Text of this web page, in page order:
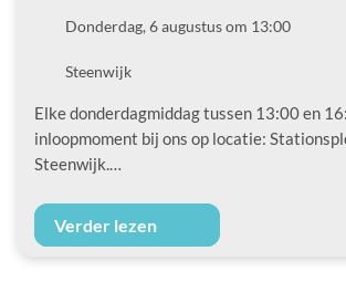
DatumDonderdag, 6 augustus om 13:00
LocatieSteenwijk
Elke donderdagmiddag tussen 13:00 en
inloopmoment bij ons op locatie:
Steenwijk.…
Verder lezen